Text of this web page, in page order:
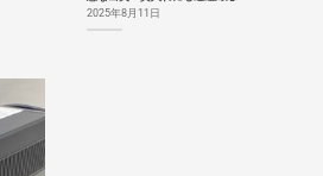
2025年8月11日